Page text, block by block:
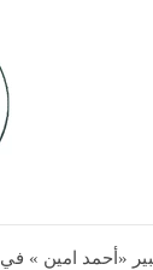
«أحمد امين »